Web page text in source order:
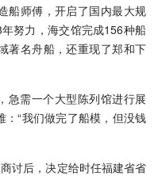
船师傅，开启了国内最大规
努力，海交馆完成156种船
著名舟船，还重现了郑和下
急需一个大型陈列馆进行展
“我们做完了船模，但没钱
讨后，决定给时任福建省省